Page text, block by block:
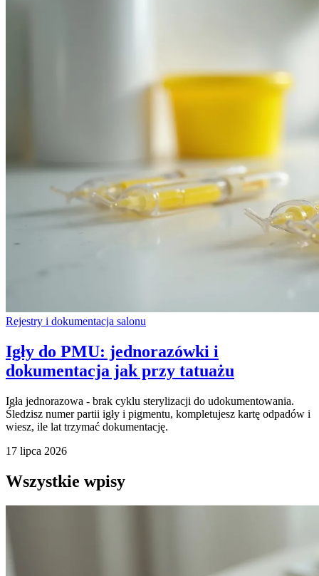
Rejestry i dokumentacja salonu
Igły do PMU: jednorazówki i
dokumentacja jak przy tatuażu
Igła jednorazowa - brak cyklu sterylizacji do udokumentowania.
Śledzisz numer partii igły i pigmentu, kompletujesz kartę odpadów i
wiesz, ile lat trzymać dokumentację.
17 lipca 2026
Wszystkie wpisy